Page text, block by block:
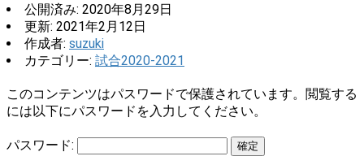
公開済み: 2020年8月29日
更新: 2021年2月12日
作成者: suzuki
カテゴリー: 試合2020-2021
このコンテンツはパスワードで保護されています。閲覧する
には以下にパスワードを入力してください。
パスワード: